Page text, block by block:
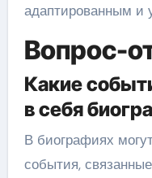
адаптированным
Вопрос-
Какие
в себя
В биографиях
события,